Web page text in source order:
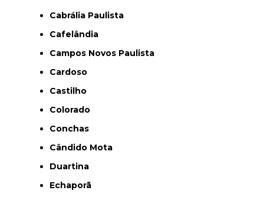
Cabrália Paulista
Cafelândia
Campos Novos Paulista
Cardoso
Castilho
Colorado
Conchas
Cândido Mota
Duartina
Echaporã